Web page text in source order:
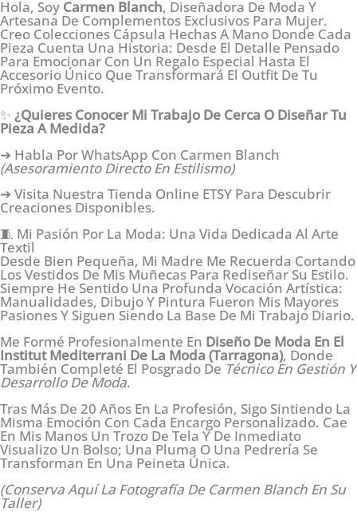
Ir
Al
Contenido
Hola, Soy Carmen Blanch, Diseñadora De Moda Y
Artesana De Complementos Exclusivos Para Mujer.
Creo Colecciones Cápsula Hechas A Mano Donde Cada
Pieza Cuenta Una Historia: Desde El Detalle Pensado
Para Emocionar Con Un Regalo Especial Hasta El
Accesorio Único Que Transformará El Outfit De Tu
Próximo Evento.
✨ ¿Quieres Conocer Mi Trabajo De Cerca O Diseñar Tu
Pieza A Medida?
➔ Habla Por WhatsApp Con Carmen Blanch
(Asesoramiento Directo En Estilismo)
➔ Visita Nuestra Tienda Online ETSY Para Descubrir
Creaciones Disponibles.
🧵 Mi Pasión Por La Moda: Una Vida Dedicada Al Arte
Textil
Desde Bien Pequeña, Mi Madre Me Recuerda Cortando
Los Vestidos De Mis Muñecas Para Rediseñar Su Estilo.
Siempre He Sentido Una Profunda Vocación Artística:
Manualidades, Dibujo Y Pintura Fueron Mis Mayores
Pasiones Y Siguen Siendo La Base De Mi Trabajo Diario.
Me Formé Profesionalmente En Diseño De Moda En El
Institut Mediterrani De La Moda (Tarragona), Donde
También Completé El Posgrado De Técnico En Gestión Y
Desarrollo De Moda.
Tras Más De 20 Años En La Profesión, Sigo Sintiendo La
Misma Emoción Con Cada Encargo Personalizado. Cae
En Mis Manos Un Trozo De Tela Y De Inmediato
Visualizo Un Bolso; Una Pluma O Una Pedrería Se
Transforman En Una Peineta Única.
(Conserva Aquí La Fotografía De Carmen Blanch En Su
Taller)